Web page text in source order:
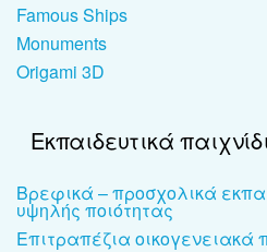
Famous Ships
Monuments
Origami 3D
Εκπαιδευτικά
Βρεφικά – προσχολικά
υψηλής ποιότητας
Επιτραπέζια οικογενειακά